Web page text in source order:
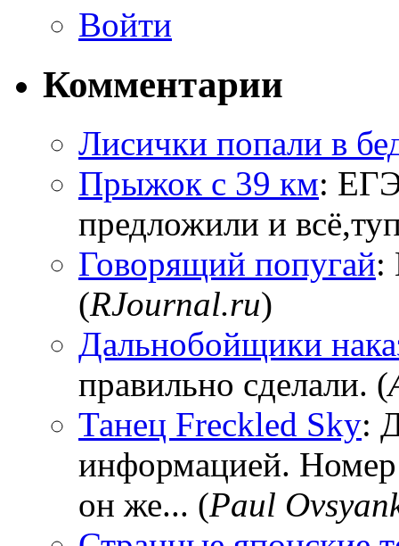
Войти
Комментарии
Лисички попали в
Прыжок с 39 км:
предложили и
Говорящий попугай:
(RJournal.ru)
Дальнобойщики
правильно сделали. (
Танец Freckled Sky:
информацией.
он же... (Paul